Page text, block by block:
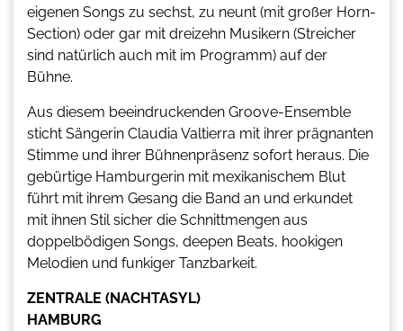
eigenen Songs zu sechst, zu neunt (mit großer Horn-
Section) oder gar mit dreizehn Musikern (Streicher
sind natürlich auch mit im Programm) auf der
Bühne.
Aus diesem beeindruckenden Groove-Ensemble
sticht Sängerin Claudia Valtierra mit ihrer prägnanten
Stimme und ihrer Bühnenpräsenz sofort heraus. Die
gebürtige Hamburgerin mit mexikanischem Blut
führt mit ihrem Gesang die Band an und erkundet
mit ihnen Stil sicher die Schnittmengen aus
doppelbödigen Songs, deepen Beats, hookigen
Melodien und funkiger Tanzbarkeit.
ZENTRALE (NACHTASYL)
HAMBURG